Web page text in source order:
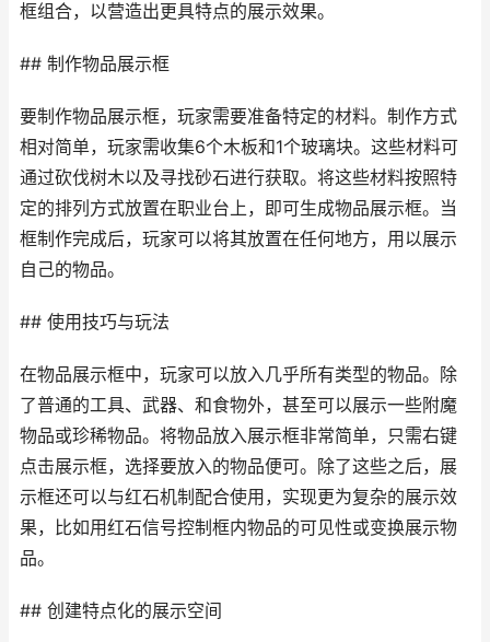
框组合，以营造出更具特点的展示效果。
## 制作物品展示框
要制作物品展示框，玩家需要准备特定的材料。制作方式
相对简单，玩家需收集6个木板和1个玻璃块。这些材料可
通过砍伐树木以及寻找砂石进行获取。将这些材料按照特
定的排列方式放置在职业台上，即可生成物品展示框。当
框制作完成后，玩家可以将其放置在任何地方，用以展示
自己的物品。
## 使用技巧与玩法
在物品展示框中，玩家可以放入几乎所有类型的物品。除
了普通的工具、武器、和食物外，甚至可以展示一些附魔
物品或珍稀物品。将物品放入展示框非常简单，只需右键
点击展示框，选择要放入的物品便可。除了这些之后，展
示框还可以与红石机制配合使用，实现更为复杂的展示效
果，比如用红石信号控制框内物品的可见性或变换展示物
品。
## 创建特点化的展示空间